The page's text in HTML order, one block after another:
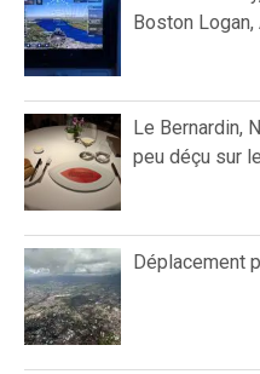
Boston
Le Bernardin,
peu déçu sur
Déplacement